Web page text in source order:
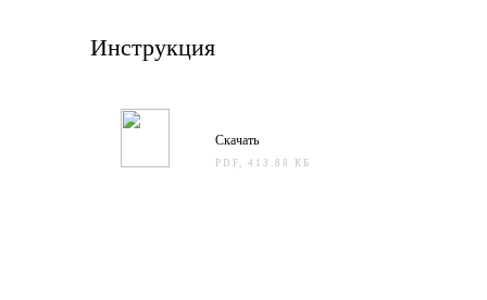
Инструкция
Скачать
PDF, 413.88 КБ